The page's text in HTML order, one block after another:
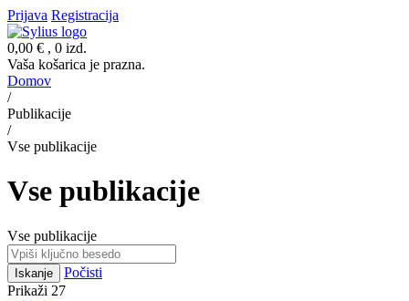
Prijava Registracija
0,00 € , 0 izd.
Vaša košarica je prazna.
Domov
/
Publikacije
/
Vse publikacije
Vse publikacije
Vse publikacije
Iskanje
Počisti
Prikaži 27